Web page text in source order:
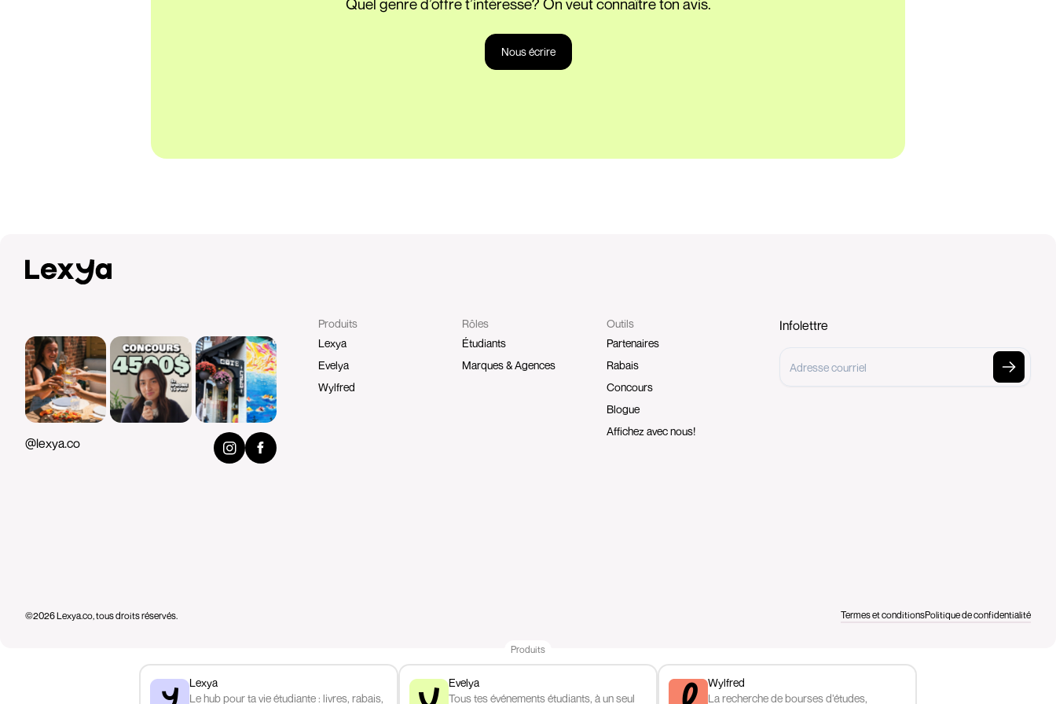
Nous écrire
@lexya.co
Produits
Lexya
Evelya
Wylfred
Rôles
Étudiants
Marques & Agences
Outils
Partenaires
Rabais
Concours
Blogue
Affichez avec nous!
Infolettre
©2026 Lexya.co, tous droits réservés. Termes et conditionsPolitique de confidentialité
Produits
Lexya
Le hub pour ta vie étudiante : livres, rabais,
Evelya
Tous tes événements étudiants, à un seul
Wylfred
La recherche de bourses d’études,